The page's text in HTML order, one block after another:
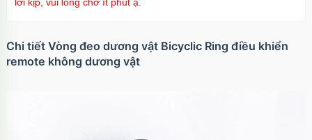
Chi tiết Vòng đeo dương vật Bicyclic Ring điều khiển
remote không dương vật